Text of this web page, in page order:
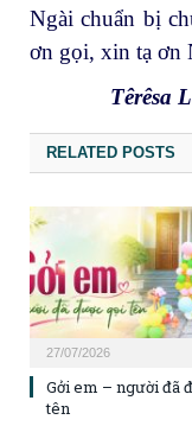
Ngài chuẩn bị
ơn gọi, xin tạ ơn
Têrêsa
RELATED POSTS
27/07/2026
Gởi em – người đã
tên